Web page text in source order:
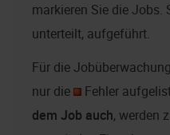
markieren Sie die Jobs.
unterteilt, aufgeführt.
Für die
nur die
Fehler
dem Job auch, werden